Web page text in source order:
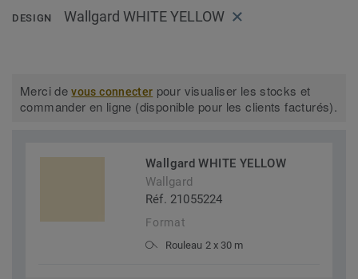
DESIGN Wallgard WHITE YELLOW
Merci devous connecter pour visualiser les stocks et
commander en ligne (disponible pour les clients facturés).
Wallgard WHITE YELLOW
Wallgard
Réf. 21055224
Format
Rouleau 2 x 30 m